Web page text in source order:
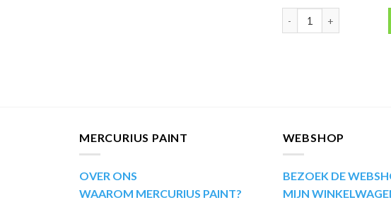
Montana Gold P2000 1
MERCURIUS PAINT
OVER ONS
WAAROM MERCURIUS PAINT?
WEBSHOP
BEZOEK DE
MIJN